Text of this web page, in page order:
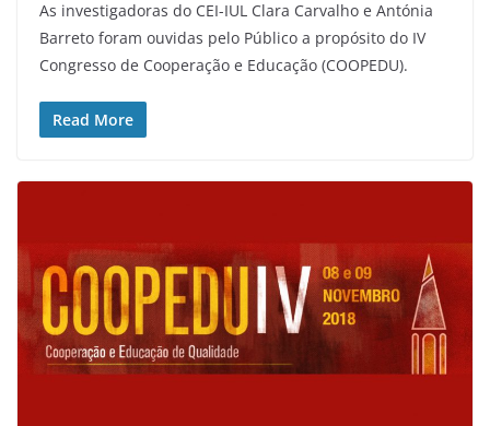
As investigadoras do CEI-IUL Clara Carvalho e Antónia
Barreto foram ouvidas pelo Público a propósito do IV
Congresso de Cooperação e Educação (COOPEDU).
Read More